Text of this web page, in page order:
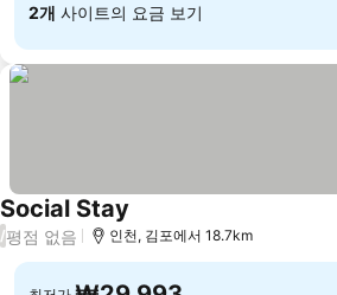
2개 사이트의 요금 보기
Social Stay
/평점 없음 인천, 김포에서 18.7km